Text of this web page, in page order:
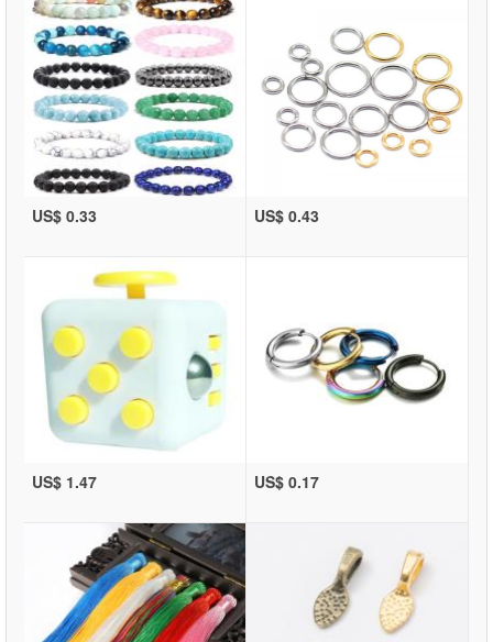
US$ 0.33 US$ 0.43
US$ 1.47 US$ 0.17